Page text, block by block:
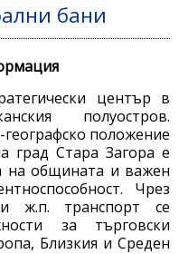
бани
център в
полуостров.
положение
град Стара Загора е
на общината и важен
Чрез
и ж.п. транспорт се
за търговски
Близкия и Среден